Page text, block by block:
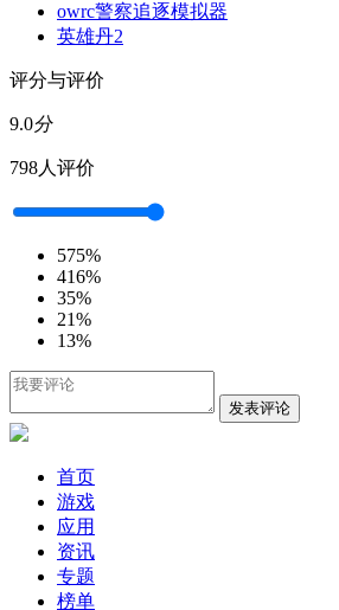
owrc警察追逐模拟器
英雄丹2
评分与评价
9.0分
798人评价
575%
416%
35%
21%
13%
发表评论
首页
游戏
应用
资讯
专题
榜单